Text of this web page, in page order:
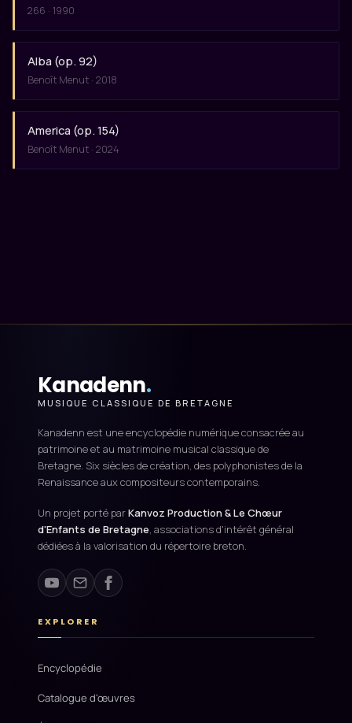
266 · 1990
Alba (op. 92)
Benoît Menut · 2018
America (op. 154)
Benoît Menut · 2024
Kanadenn.
MUSIQUE CLASSIQUE DE BRETAGNE
Kanadenn est une encyclopédie numérique consacrée au
patrimoine et au matrimoine musical classique de
Bretagne. Six siècles de création, des polyphonistes de la
Renaissance aux compositeurs contemporains.
Un projet porté parKanvoz Production & Le Chœur
d'Enfants de Bretagne, associations d'intérêt général
dédiées à la valorisation du répertoire breton.
EXPLORER
Encyclopédie
Catalogue d'œuvres